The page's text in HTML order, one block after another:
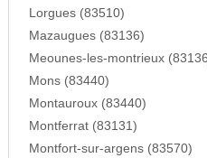
Lorgues (83510)
Mazaugues (83136)
Meounes-les-montrieux
Mons (83440)
Montauroux (83440)
Montferrat (83131)
Montfort-sur-argens (83570)